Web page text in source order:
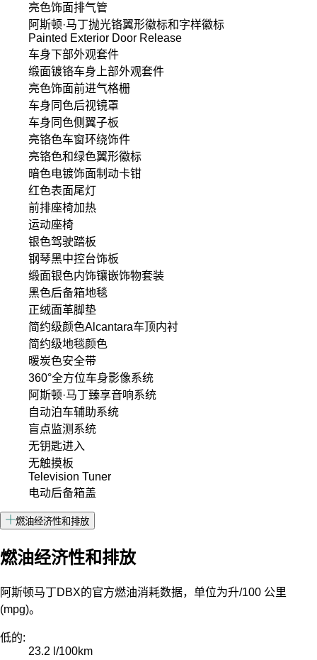
亮色饰面排气管
阿斯顿·马丁抛光铬翼形徽标和字样徽标
Painted Exterior Door Release
车身下部外观套件
缎面镀铬车身上部外观套件
亮色饰面前进气格栅
车身同色后视镜罩
车身同色侧翼子板
亮铬色车窗环绕饰件
亮铬色和绿色翼形徽标
暗色电镀饰面制动卡钳
红色表面尾灯
前排座椅加热
运动座椅
银色驾驶踏板
钢琴黑中控台饰板
缎面银色内饰镶嵌饰物套装
黑色后备箱地毯
正绒面革脚垫
简约级颜色Alcantara车顶内衬
简约级地毯颜色
暖炭色安全带
360°全方位车身影像系统
阿斯顿·马丁臻享音响系统
自动泊车辅助系统
盲点监测系统
无钥匙进入
无触摸板
Television Tuner
电动后备箱盖
燃油经济性和排放
燃油经济性和排放
阿斯顿马丁DBX的官方燃油消耗数据，单位为升/100 公里
(mpg)。
低的:
23.2 l/100km